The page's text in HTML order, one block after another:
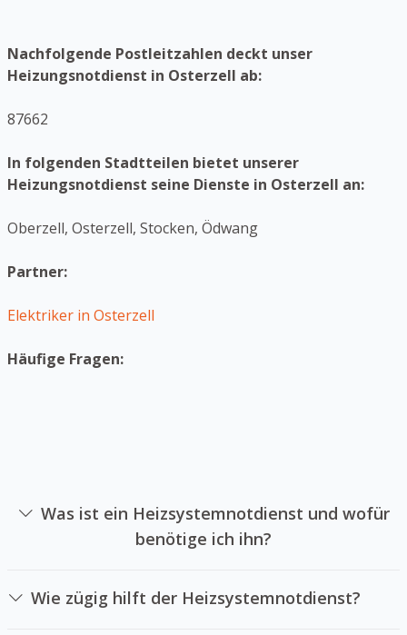
Nachfolgende Postleitzahlen deckt unser
Heizungsnotdienst in Osterzell ab:
87662
In folgenden Stadtteilen bietet unserer
Heizungsnotdienst seine Dienste in Osterzell an:
Oberzell, Osterzell, Stocken, Ödwang
Partner:
Elektriker in Osterzell
Häufige Fragen:
Was ist ein Heizsystemnotdienst und wofür
benötige ich ihn?
Reparatur von Heizungsanlagen in Notsituationen
spezialisiert hat. Sie können einen Heizsystemnotdienst
Wie zügig hilft der Heizsystemnotdienst?